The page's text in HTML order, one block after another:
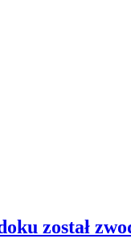
został